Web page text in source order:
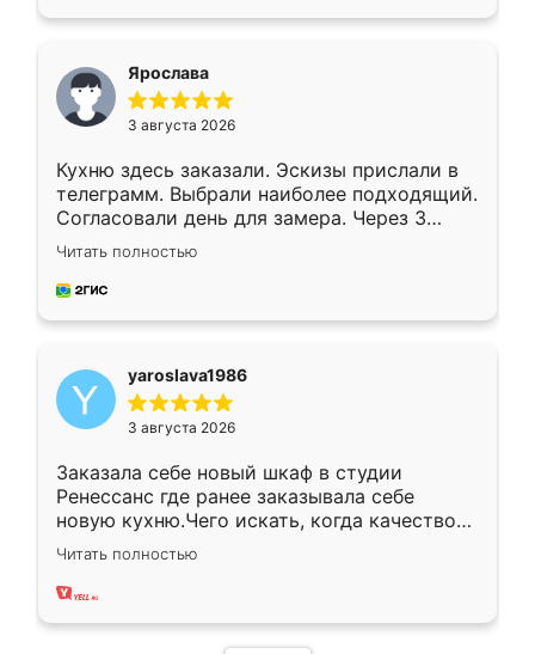
Ярослава
3 августа 2026
Кухню здесь заказали. Эскизы прислали в
телеграмм. Выбрали наиболее подходящий.
Согласовали день для замера. Через 3
недели кухня была уже готова. Остались
довольны работой. Спасибо Ренессанс
мебель за качественную работу!
Читать полностью
yaroslava1986
3 августа 2026
Заказала себе новый шкаф в студии
Ренессанс где ранее заказывала себе
новую кухню.Чего искать, когда качеством
вполне довольна. Служит кухня уже почти
два года, нареканий нет.
Читать полностью